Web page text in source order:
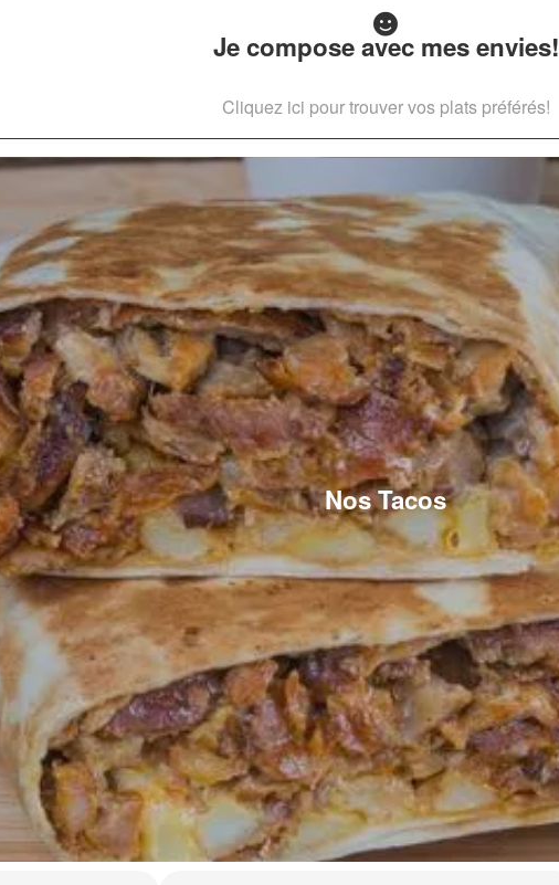
Je compose avec mes envies!
Cliquez ici pour trouver vos plats préférés!
Nos Tacos